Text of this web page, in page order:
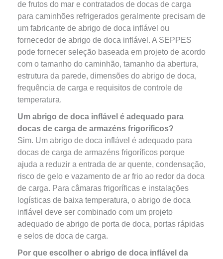
de frutos do mar e contratados de docas de carga
para caminhões refrigerados geralmente precisam de
um fabricante de abrigo de doca inflável ou
fornecedor de abrigo de doca inflável. A SEPPES
pode fornecer seleção baseada em projeto de acordo
com o tamanho do caminhão, tamanho da abertura,
estrutura da parede, dimensões do abrigo de doca,
frequência de carga e requisitos de controle de
temperatura.
Um abrigo de doca inflável é adequado para
docas de carga de armazéns frigoríficos?
Sim. Um abrigo de doca inflável é adequado para
docas de carga de armazéns frigoríficos porque
ajuda a reduzir a entrada de ar quente, condensação,
risco de gelo e vazamento de ar frio ao redor da doca
de carga. Para câmaras frigoríficas e instalações
logísticas de baixa temperatura, o abrigo de doca
inflável deve ser combinado com um projeto
adequado de abrigo de porta de doca, portas rápidas
e selos de doca de carga.
Por que escolher o abrigo de doca inflável da